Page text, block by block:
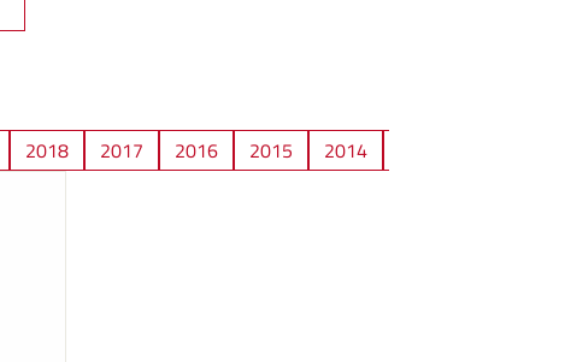
2018 2017 2016 2015 2014